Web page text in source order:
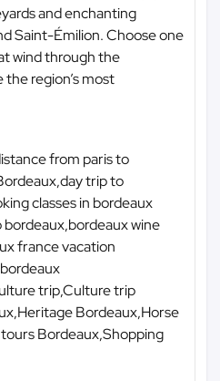
and enchanting
Saint-Émilion. Choose one
wind through the
region’s most
from paris to
trip to
classes in bordeaux
wine
france vacation
trip,Culture trip
Bordeaux,Horse
Bordeaux,Shopping